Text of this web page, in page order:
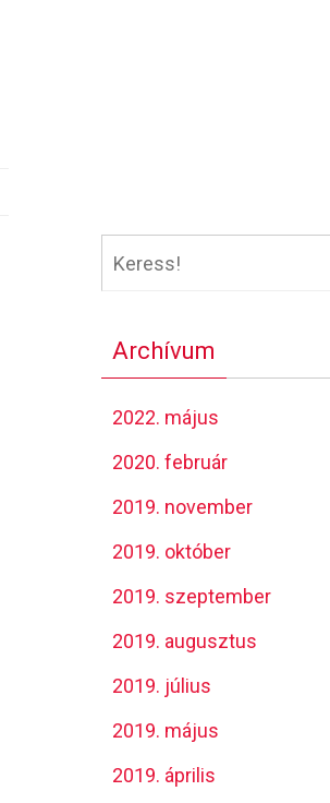
Archívum
2022. május
2020. február
2019. november
2019. október
2019. szeptember
2019. augusztus
2019. július
2019. május
2019. április